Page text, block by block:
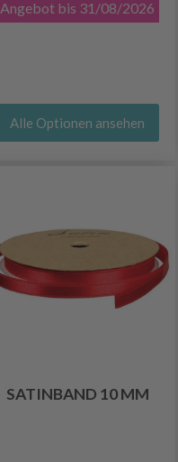
Angebot bis 31/08/2026
Alle Optionen ansehen
SATINBAND 10 MM